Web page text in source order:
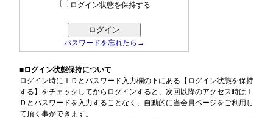
ログイン状態を保持する
パスワードを忘れたら→
■ログイン状態保持について
ログイン時にＩＤとパスワード入力欄の下にある【ログイン状態を保持
する】をチェックしてからログインすると、次回以降のアクセス時はＩ
Ｄとパスワードを入力することなく、自動的に当会員ページをご利用し
て頂く事ができます。